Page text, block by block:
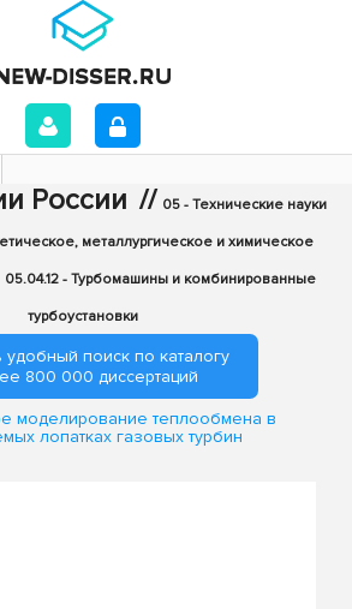
России // 05 - Технические науки
металлургическое и химическое
05.04.12 - Турбомашины и комбинированные
турбоустановки
удобный поиск по каталогу
800 000 диссертаций
моделирование теплообмена в
лопатках газовых турбин